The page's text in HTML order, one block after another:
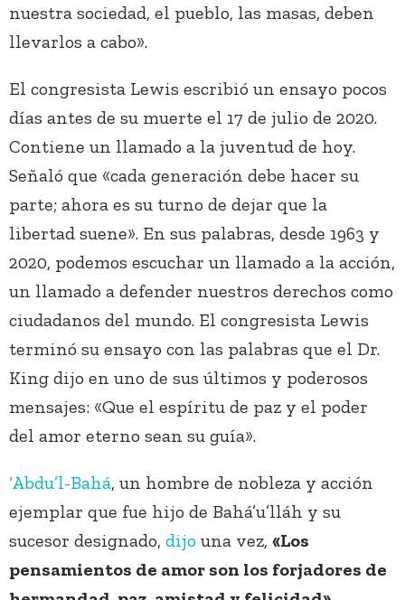
nuestra sociedad, el pueblo, las masas, deben
llevarlos a cabo».
El congresista Lewis escribió un ensayo pocos
días antes de su muerte el 17 de julio de 2020.
Contiene un llamado a la juventud de hoy.
Señaló que «cada generación debe hacer su
parte; ahora es su turno de dejar que la
libertad suene». En sus palabras, desde 1963 y
2020, podemos escuchar un llamado a la acción,
un llamado a defender nuestros derechos como
ciudadanos del mundo. El congresista Lewis
terminó su ensayo con las palabras que el Dr.
King dijo en uno de sus últimos y poderosos
mensajes: «Que el espíritu de paz y el poder
del amor eterno sean su guía».
‘Abdu’l-Bahá, un hombre de nobleza y acción
ejemplar que fue hijo de Bahá’u’lláh y su
sucesor designado, dijo una vez, «Los
pensamientos de amor son los forjadores de